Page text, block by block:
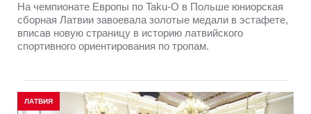
На чемпионате Европы по Taku-O в Польше юниорская
сборная Латвии завоевала золотые медали в эстафете,
вписав новую страницу в историю латвийского
спортивного ориентирования по тропам.
ЛАТВИЯ